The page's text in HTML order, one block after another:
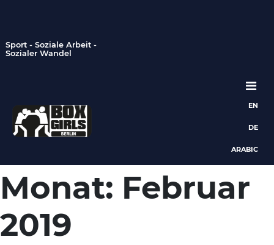
Sport - Soziale Arbeit -
Sozialer Wandel
Hauptnavigation
EN
DE
ARABIC
Monat: Februar
2019